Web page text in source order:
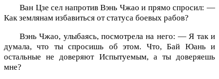
Ван Цзе сел напротив Вэнь Чжао и прямо спросил: —
Как землянам избавиться от статуса боевых рабов?
Вэнь Чжао, улыбаясь, посмотрела на него: — Я так и
думала, что ты спросишь об этом. Что, Бай Юань и
остальные не доверяют Испытуемым, а ты доверяешь
мне?